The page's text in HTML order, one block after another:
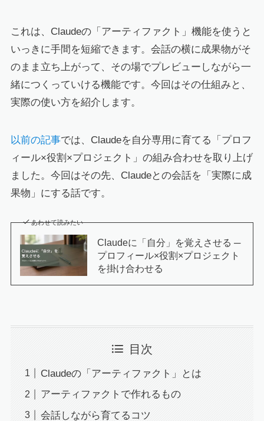
これは、Claudeの「アーティファクト」機能を使うと
いっきに手間を短縮できます。会話の横に成果物がそ
のまま立ち上がって、その場でプレビューしながら一
緒につくっていける機能です。今回はその仕組みと、
実際の使い方を紹介します。
以前の記事では、Claudeを自分専用に育てる「プロフ
ィール×役割×プロジェクト」の組み合わせを取り上げ
ました。今回はその先、Claudeとの会話を「実際に成
果物」にする話です。
あわせて読みたい
Claudeに「自分」を覚えさせる ─
プロフィール×役割×プロジェクト
を掛け合わせる
目次
Claudeの「アーティファクト」とは
アーティファクトで作れるもの
会話しながら育てるコツ